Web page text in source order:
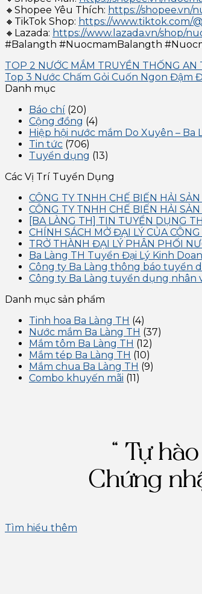
🔸Shopee Yêu Thích: https://shopee.vn/
🔸TikTok Shop: https://www.tiktok.com/
🔸Lazada: https://www.lazada.vn/shop/
#Balangth #NuocmamBalangth
TOP 2 NƯỚC MẮM TRUYỀN THỐNG AN
Top 3 Nước Chấm Gỏi Cuốn Ngon Đậm
Danh mục
Báo chí (20)
Cộng đồng (4)
Hiệp hội nước mắm Do Xuyên – Ba
Tin tức (706)
Tuyển dụng (13)
Các Vị Trí Tuyển Dụng
CÔNG TY TNHH CHẾ BIẾN HẢI
CÔNG TY TNHH CHẾ BIẾN HẢI
[BA LÀNG TH] TIN TUYỂN DỤNG
CHÍNH SÁCH MỞ ĐẠI LÝ CỦA
TRỞ THÀNH ĐẠI LÝ PHÂN PHỐI
Ba Làng TH Tuyển Đại Lý Kinh
Công ty Ba Làng thông báo tuyển
Công ty Ba Làng tuyển dụng nhân
Danh mục sản phẩm
Tinh hoa Ba Làng TH (4)
Nước mắm Ba Làng TH (37)
Mắm tôm Ba Làng TH (12)
Mắm tép Ba Làng TH (10)
Mắm chua Ba Làng TH (9)
Combo khuyến mãi (11)
“ Tự
Chứng
Tìm hiểu thêm